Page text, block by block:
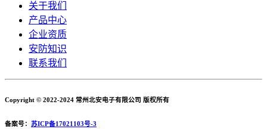
关于我们
产品中心
企业资质
安防知识
联系我们
Copyright © 2022-2024 常州北安电子有限公司 版权所有
备案号： 苏ICP备17021103号-3